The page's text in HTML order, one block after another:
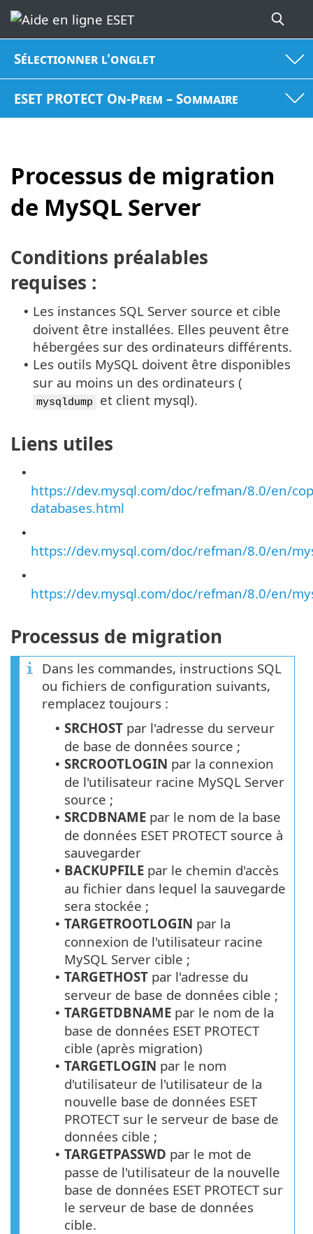
Sélectionner l'onglet
ESET PROTECT On-Prem – Sommaire
Processus de migration
de MySQL Server
Conditions préalables
requises :
• Les instances SQL Server source et cible
doivent être installées. Elles peuvent être
hébergées sur des ordinateurs différents.
• Les outils MySQL doivent être disponibles
sur au moins un des ordinateurs (
mysqldump et client mysql).
Liens utiles
•
https://dev.mysql.com/doc/refman/8.0/en/
databases.html
•
https://dev.mysql.com/doc/refman/8.0/en/
•
https://dev.mysql.com/doc/refman/8.0/en/
Processus de migration
Dans les commandes, instructions SQL
ou fichiers de configuration suivants,
remplacez toujours :
• SRCHOST par l'adresse du serveur
de base de données source ;
• SRCROOTLOGIN par la connexion
de l'utilisateur racine MySQL Server
source ;
• SRCDBNAME par le nom de la base
de données ESET PROTECT source à
sauvegarder
• BACKUPFILE par le chemin d'accès
au fichier dans lequel la sauvegarde
sera stockée ;
• TARGETROOTLOGIN par la
connexion de l'utilisateur racine
MySQL Server cible ;
• TARGETHOST par l'adresse du
serveur de base de données cible ;
• TARGETDBNAME par le nom de la
base de données ESET PROTECT
cible (après migration)
• TARGETLOGIN par le nom
d'utilisateur de l'utilisateur de la
nouvelle base de données ESET
PROTECTsur le serveur de base de
données cible ;
• TARGETPASSWD par le mot de
passe de l'utilisateur de la nouvelle
base de données ESET PROTECT sur
le serveur de base de données
cible.